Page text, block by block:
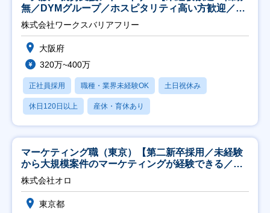
無／DYMグループ／ホスピタリティ高い方歓迎／土
日祝】
株式会社ワークスバリアフリー
大阪府
320万~400万
正社員採用 職種・業界未経験OK 土日祝休み
休日120日以上 産休・育休あり
マーケティング職（東京）【第二新卒採用／未経験
から大規模案件のマーケティングが経験できる／研
修充実】
株式会社オロ
東京都